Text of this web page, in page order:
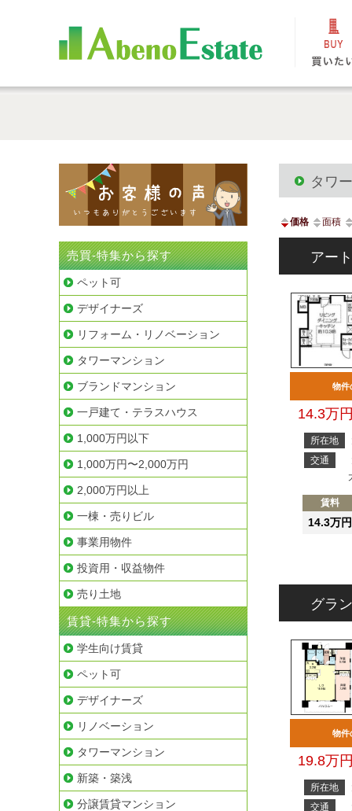
タワ
価格 面積
アー
物件
14.3万
所在地
交通
賃料
14.3万円
グラ
物件
19.8万
所在地
交通
売買-特集から探す
ペット可
デザイナーズ
リフォーム・リノベーション
タワーマンション
ブランドマンション
一戸建て・テラスハウス
1,000万円以下
1,000万円〜2,000万円
2,000万円以上
一棟・売りビル
事業用物件
投資用・収益物件
売り土地
賃貸-特集から探す
学生向け賃貸
ペット可
デザイナーズ
リノベーション
タワーマンション
新築・築浅
分譲賃貸マンション